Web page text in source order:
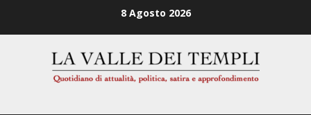
8 Agosto 2026